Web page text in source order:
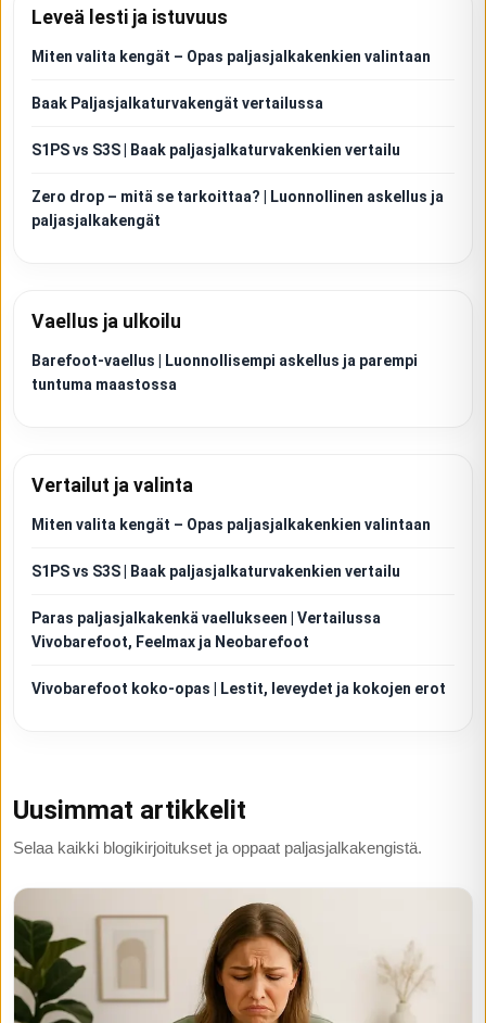
Leveä lesti ja istuvuus
Miten valita kengät – Opas paljasjalkakenkien valintaan
Baak Paljasjalkaturvakengät vertailussa
S1PS vs S3S | Baak paljasjalkaturvakenkien vertailu
Zero drop – mitä se tarkoittaa? | Luonnollinen askellus ja
paljasjalkakengät
Vaellus ja ulkoilu
Barefoot-vaellus | Luonnollisempi askellus ja parempi
tuntuma maastossa
Vertailut ja valinta
Miten valita kengät – Opas paljasjalkakenkien valintaan
S1PS vs S3S | Baak paljasjalkaturvakenkien vertailu
Paras paljasjalkakenkä vaellukseen | Vertailussa
Vivobarefoot, Feelmax ja Neobarefoot
Vivobarefoot koko-opas | Lestit, leveydet ja kokojen erot
Uusimmat artikkelit
Selaa kaikki blogikirjoitukset ja oppaat paljasjalkakengistä.